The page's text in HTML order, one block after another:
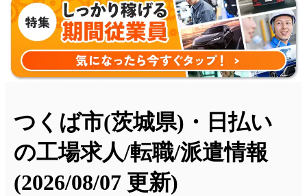
つくば市(茨城県)・日払い
の工場求人/転職/派遣情報
(2026/08/07 更新)